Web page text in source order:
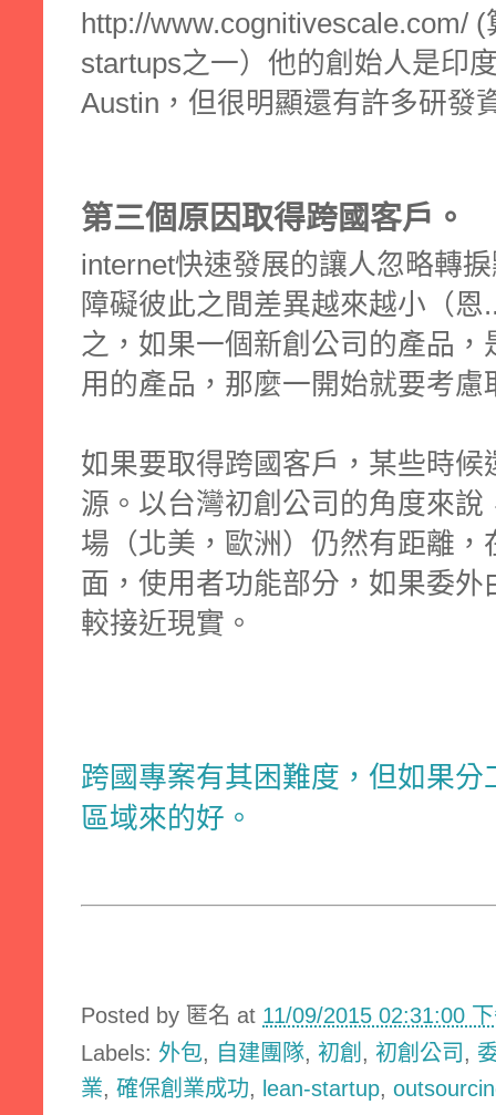
http://www.cognitivescale.com/
startups之一）他的創始人是印
Austin，但很明顯還有許多研發
第三個原因取得跨國客戶。
internet快速發展的讓人忽略轉
障礙彼此之間差異越來越小（
之，如果一個新創公司的產品
用的產品，那麼一開始就要考慮
如果要取得跨國客戶，某些時
源。以台灣初創公司的角度來
場（北美，歐洲）仍然有距離
面，使用者功能部分，如果委
較接近現實。
跨國專案有其困難度，但如果
區域來的好。
Posted by 匿名 at 11/09/2015 02:31:00
Labels: 外包, 自建團隊, 初創 , 初創公司 ,
業, 確保創業成功, lean-startup,